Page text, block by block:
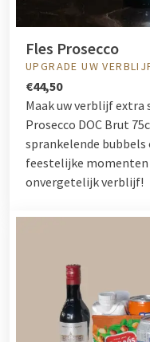
Fles Prosecco
UPGRADE UW
€44,50
Maak uw verblijf extra
Prosecco DOC Brut
sprankelende bubbels
feestelijke
onvergetelijk verblijf!